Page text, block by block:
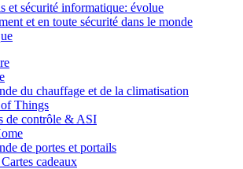
et sécurité informatique: évolue
et en toute sécurité dans le monde
du chauffage et de la climatisation
Things
de contrôle & ASI
de portes et portails
cadeaux